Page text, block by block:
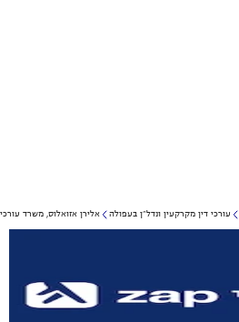
עורכי דין מקרקעין ונדל"ן בעפולה
אלירן אזואלוס, משרד עורכי